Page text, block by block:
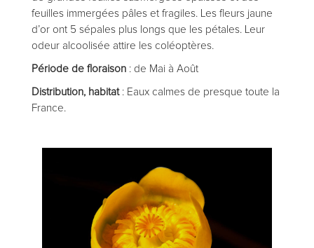
feuilles immergées pâles et fragiles. Les fleurs jaune
d’or ont 5 sépales plus longs que les pétales. Leur
odeur alcoolisée attire les coléoptères.
Période de floraison: de Mai à Août
Distribution, habitat : Eaux calmes de presque toute la
France.